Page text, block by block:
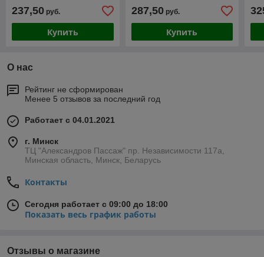
237,50 руб.
Купить
287,50руб.
Купить
О нас
Рейтинг не сформирован
Менее 5 отзывов за последний год
Работает с 04.01.2021
г. Минск
ТЦ "Александров Пассаж" пр. Независимости 117а,
Минская область, Минск, Беларусь
Контакты
Сегодня работает с 09:00 до 18:00
Показать весь график работы
Отзывы о магазине